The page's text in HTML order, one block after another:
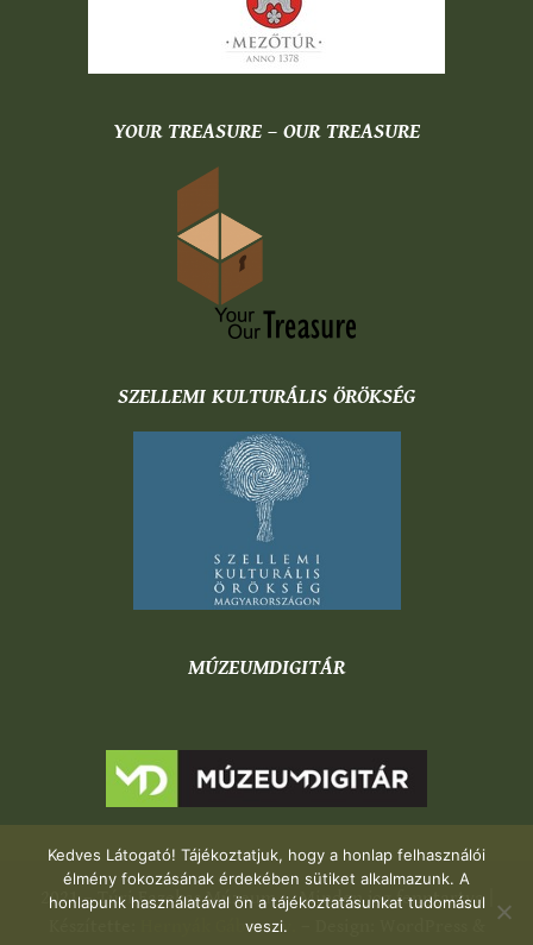
YOUR TREASURE – OUR TREASURE
SZELLEMI KULTURÁLIS ÖRÖKSÉG
MÚZEUMDIGITÁR
2021 – Túri Fazekas Múzeum – Minden jog fenntartva |
Hernyák Gábor e.v.
Kedves Látogató! Tájékoztatjuk, hogy a honlap felhasználói
élmény fokozásának érdekében sütiket alkalmazunk. A
honlapunk használatával ön a tájékoztatásunkat tudomásul
veszi.